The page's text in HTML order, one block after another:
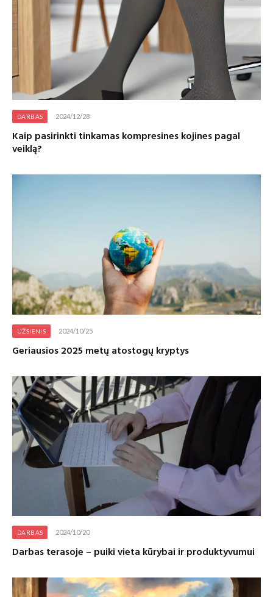
DARBAS 2024/12/28
Kaip pasirinkti tinkamas kompresines kojines pagal
veiklą?
UŽSIENIS 2024/10/25
Geriausios 2025 metų atostogų kryptys
DARBAS 2024/10/20
Darbas terasoje – puiki vieta kūrybai ir produktyvumui